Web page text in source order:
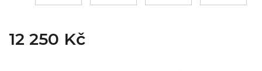
12 250 Kč